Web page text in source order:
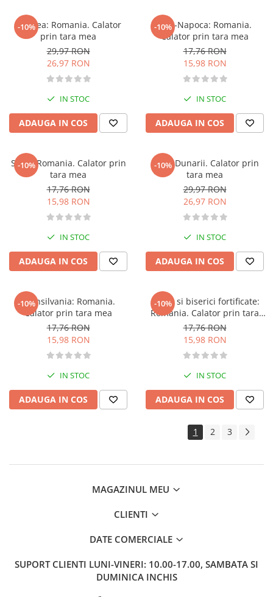
Bauturi si cocktailuri
Bucatari celebri
Carti de bucate
Conservarea si pastrarea
alimentelor
Ghiduri de calatorie, harti
Ghiduri de calatorie
Hobby, timp liber
Animale de companie
Carti de colorat pentru adulti
Casa, gradina
Istorie
Biografii, memorii si jurnale
Istoria comunismului
Istoria romanilor
Istorie antica, medievala si
Istorie contemporana universala
Istorie sociala si culturala
Invatarea limbilor straine
Dezvoltare personala (familie)
-10%
Oradea: Romania. Calator
prin tara mea
29,97 RON
26,97 RON
IN STOC
ADAUGA IN COS
-10%
Cluj-Napoca: Romania.
Calator prin tara mea
17,76 RON
15,98 RON
IN STOC
ADAUGA IN COS
-10%
Sibiu: Romania. Calator prin
tara mea
17,76 RON
15,98 RON
IN STOC
ADAUGA IN COS
-10%
Delta Dunarii. Calator prin
tara mea
29,97 RON
26,97 RON
IN STOC
ADAUGA IN COS
-10%
Transilvania: Romania.
Calator prin tara mea
17,76 RON
15,98 RON
IN STOC
ADAUGA IN COS
-10%
Cetati si biserici fortificate:
Romania. Calator prin tara
mea
17,76 RON
15,98 RON
IN STOC
ADAUGA IN COS
1 2 3
MAGAZINUL MEU
CLIENTI
DATE COMERCIALE
SUPORT CLIENTI LUNI-VINERI: 10.00-17.00, SAMBATA SI
DUMINICA INCHIS